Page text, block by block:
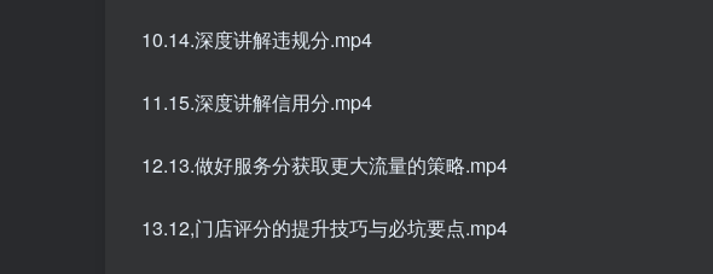
10.14.深度讲解违规分.mp4
11.15.深度讲解信用分.mp4
12.13.做好服务分获取更大流量的策略.mp4
13.12,门店评分的提升技巧与必坑要点.mp4